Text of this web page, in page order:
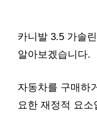
카니발 3.5 가솔
알아보겠습니다.
자동차를 구매하
요한 재정적 요